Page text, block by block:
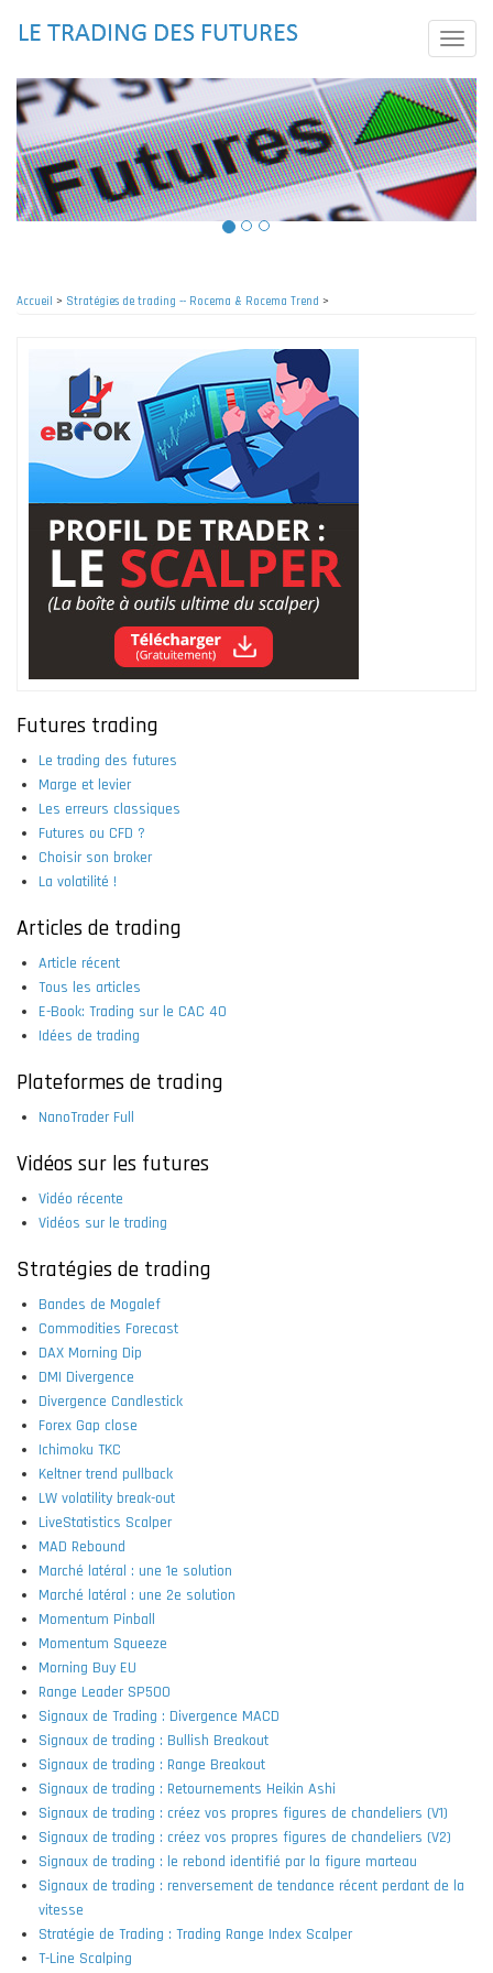
principal
Toggle
Accueil > Stratégies de trading -- Rocema & Rocema Trend >
Futures trading
Le trading des futures
Marge et levier
Les erreurs classiques
Futures ou CFD ?
Choisir son broker
La volatilité !
Articles de trading
Article récent
Tous les articles
E-Book: Trading sur le CAC 40
Idées de trading
Plateformes de trading
NanoTrader Full
Vidéos sur les futures
Vidéo récente
Vidéos sur le trading
Stratégies de trading
Bandes de Mogalef
Commodities Forecast
DAX Morning Dip
DMI Divergence
Divergence Candlestick
Forex Gap close
Ichimoku TKC
Keltner trend pullback
LW volatility break-out
LiveStatistics Scalper
MAD Rebound
Marché latéral : une 1e solution
Marché latéral : une 2e solution
Momentum Pinball
Momentum Squeeze
Morning Buy EU
Range Leader SP500
Signaux de Trading : Divergence MACD
Signaux de trading : Bullish Breakout
Signaux de trading : Range Breakout
Signaux de trading : Retournements Heikin Ashi
Signaux de trading : créez vos propres figures de chandeliers (V1)
Signaux de trading : créez vos propres figures de chandeliers (V2)
Signaux de trading : le rebond identifié par la figure marteau
Signaux de trading : renversement de tendance récent perdant de la
vitesse
Stratégie de Trading : Trading Range Index Scalper
T-Line Scalping